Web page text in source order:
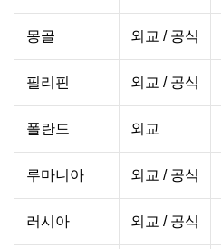
몽골 외교 / 공식
필리핀 외교 / 공식
폴란드 외교
루마니아 외교 / 공식
러시아 외교 / 공식